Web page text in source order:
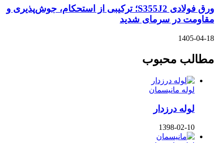
ورق فولادی S355J2؛ ترکیبی از استحکام، جوش‌پذیری و
مقاومت در سرمای شدید
1405-04-18
مطالب محبوب
لوله مانیسمان
لوله درزدار
1398-02-10